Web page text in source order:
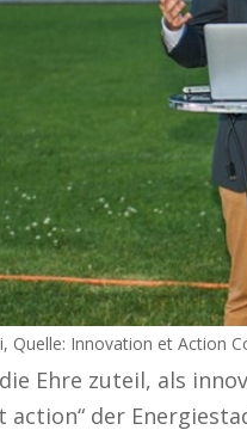
Quelle: Innovation et Action
Ehre zuteil, als
action“ der